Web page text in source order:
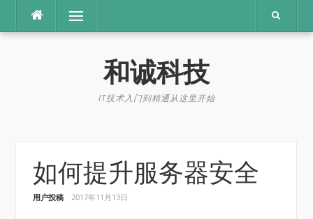
content
Menu
和诚科技
IT技术入门到精通从这里开始
如何提升服务器安全
用户投稿 2017年11月13日